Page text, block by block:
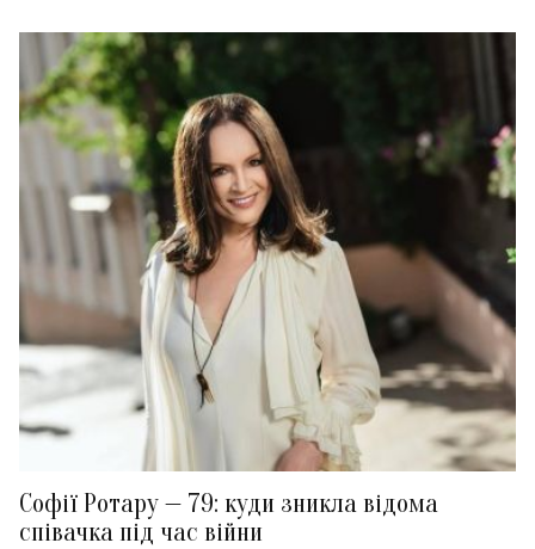
Софії Ротару — 79: куди зникла відома
співачка під час війни